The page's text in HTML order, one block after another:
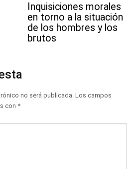
Inquisiciones morales
en torno a la situación
de los hombres y los
brutos
no será publicada. Los campos
con *